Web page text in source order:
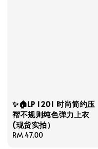
✨🏠LP 1201 时尚简约压
褶不规则纯色弹力上衣
(现货实拍）
Regular
RM 47.00